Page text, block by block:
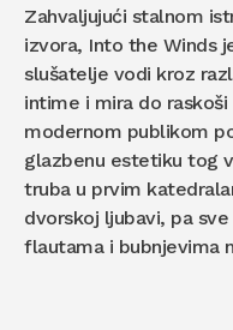
Zahvaljujući stalnom
izvora, Into the Winds
slušatelje vodi kroz
intime i mira do
modernom publikom
glazbenu estetiku tog
truba u prvim
dvorskoj ljubavi, pa
flautama i bubnjevima